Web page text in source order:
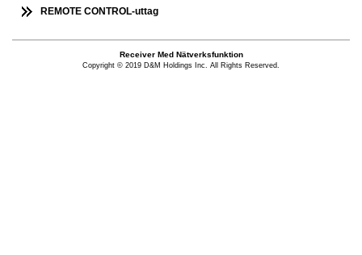
REMOTE CONTROL-uttag
Receiver Med Nätverksfunktion
Copyright © 2019 D&M Holdings Inc. All Rights Reserved.